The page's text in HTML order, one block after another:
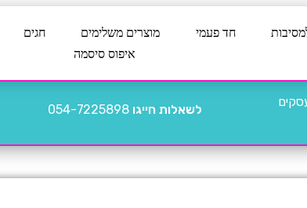
חד פעמי מוצרים משלימים חגים
איפוס סיסמה
לשאלות חייגו 054-7225898